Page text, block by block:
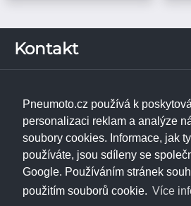
Pneumoto.cz používá k
personalizaci reklam a analýze
soubory cookies. Informace, jak
používáte, jsou sdíleny se
Google. Používáním stránek
použitím souborů cookie. Více
Kontakt
373 67Borek u Českých
IČ: 02531348
DIČ: CZ02531348
Tel.:+420 774 740 708
info@pneumoto.cz
Praha
Janpet - pneuservis
Libušská 230/74
142 00 Praha 4 - Libuš
ukázat na mapě
Tel.:+420 773 471 156
Servis a odběrné místo
České Budějovice
RKN, s.r.o. - pneuservis
Pražská 287
373 67 Borek u Českých
Servis a odběrné místo
Říčany